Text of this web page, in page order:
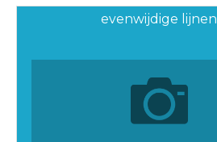
evenwijdige lijnen